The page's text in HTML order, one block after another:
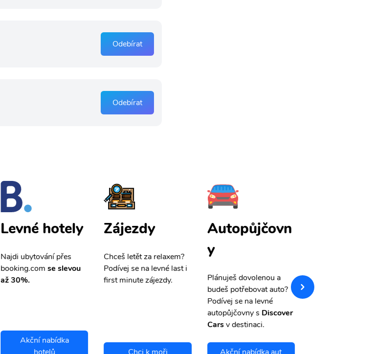
Odebírat
Odebírat
Levné hotely
Najdi ubytování přes
booking.comse slevou
až 30%.
Akční nabídka
Zájezdy
Chceš letět za relaxem?
Podívej se na levné last i
first minute zájezdy.
Autopůjčovn
y
Plánuješ dovolenou a
budeš potřebovat auto?
Podívej se na levné
autopůjčovny s Discover
Carsv destinaci.
pojištění a
storno.